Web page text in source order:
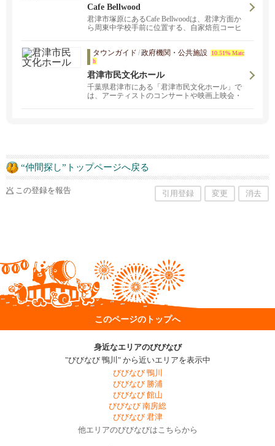
Cafe Bellwood
君津市塚原にあるCafe Bellwoodは、君津方面か
ら周東中学校手前に位置する、自家焙煎コーヒ
ースでゆっくり過ごせる空間をご用意していま
す。店内には木の温もりを感じる落ち着きのイ
ンテリアが広がり、ひとりでもご家族でも安心
しておくつろぎいただけます。店舗裏側に最大1
0台ほど駐車可能な専用駐車場も完備。日常を離
れて、特別なコーヒーとスイーツで心満たされ
タウンガイド /政府機関・公共施設
10.51% Matc
h
君津市民文化ホール
千葉県君津市にある「君津市民文化ホール」で
は、アーティストのコンサートや映画上映会・
“仲間探し”トップページへ戻る
この登録を報告 引用登録 変更 消去
このページのトップへ
身近なエリアのびびなび
"びびなび 鴨川" から近いエリアを表示中
びびなび 鴨川
びびなび 勝浦
びびなび 館山
びびなび 南房総
びびなび 君津
他エリアのびびなびはこちらから